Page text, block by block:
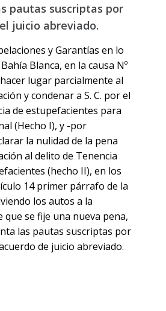
pautas suscriptas por
juicio abreviado.
y Garantías en lo
Blanca, en la causa Nº
lugar parcialmente al
y condenar a S. C. por el
de estupefacientes para
(Hecho I), y -por
la nulidad de la pena
al delito de Tenencia
(hecho II), en los
14 primer párrafo de la
los autos a la
que se fije una nueva pena,
las pautas suscriptas por
de juicio abreviado.